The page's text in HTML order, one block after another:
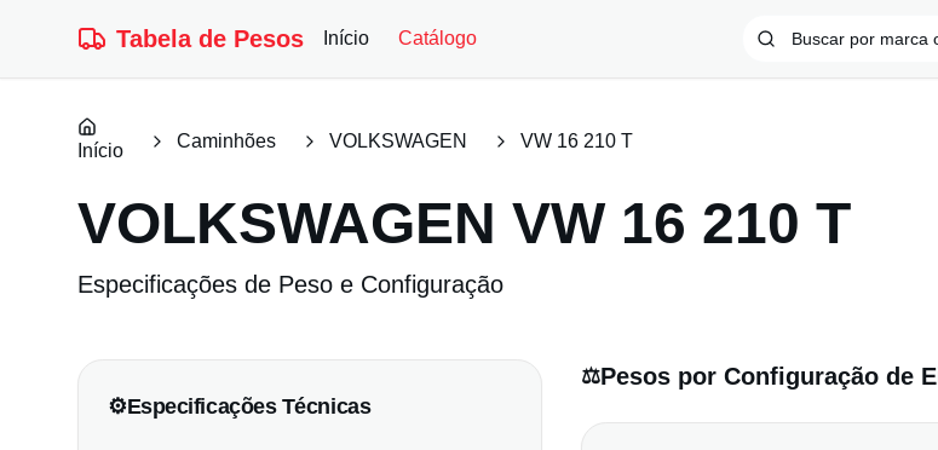
Tabela de Pesos Início Catálogo
Início Caminhões VOLKSWAGEN VW 16 210 T
VOLKSWAGEN VW 16 210 T
Especificações de Peso e Configuração
⚙️Especificações Técnicas
⚖️Pesos por Configuração de